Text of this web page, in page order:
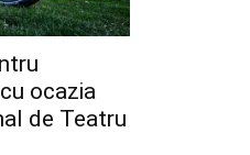
ocazia
de Teatru